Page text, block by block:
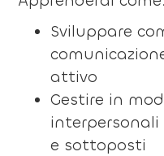
Sviluppare
attivo
Gestire in
interpersonali
e sottoposti